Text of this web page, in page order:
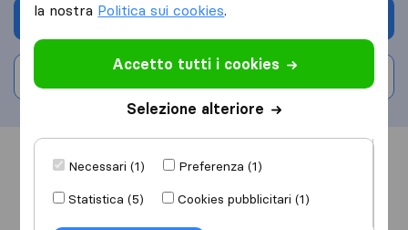
Chiedi preventivo
Informazioni Recensioni
la nostra Politica sui cookies.
Accetto tutti i cookies
Selezione alteriore
Necessari (1)
Preferenza (1)
Statistica (5)
Cookies pubblicitari (1)